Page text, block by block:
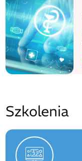
Szkolenia